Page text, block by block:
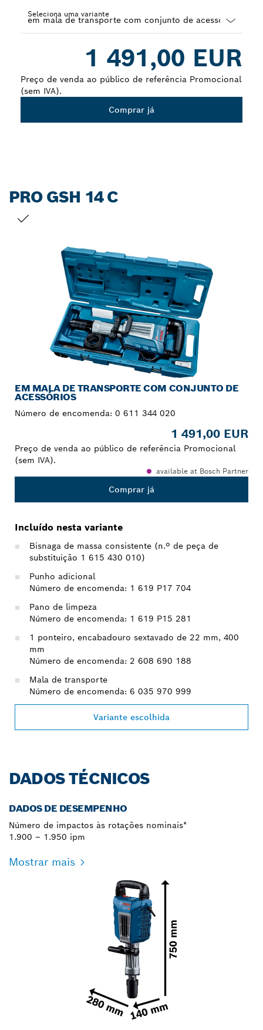
Seleciona uma variante
1 491,00 EUR
Preço de venda ao público de referência Promocional
(sem IVA).
Comprar já
PRO GSH 14 C
EM MALA DE TRANSPORTE COM CONJUNTO DE
ACESSÓRIOS
Número de encomenda: 0 611 344 020
1 491,00 EUR
Preço de venda ao público de referência Promocional
(sem IVA).
available at Bosch Partner
Comprar já
Incluído nesta variante
Bisnaga de massa consistente (n.º de peça de
substituição 1 615 430 010)
Punho adicional
Número de encomenda: 1 619 P17 704
Pano de limpeza
Número de encomenda: 1 619 P15 281
1 ponteiro, encabadouro sextavado de 22 mm, 400
mm
Número de encomenda: 2 608 690 188
Mala de transporte
Número de encomenda: 6 035 970 999
Variante escolhida
DADOS TÉCNICOS
DADOS DE DESEMPENHO
Número de impactos às rotações nominais*
1.900 – 1.950 ipm
Mostrar mais